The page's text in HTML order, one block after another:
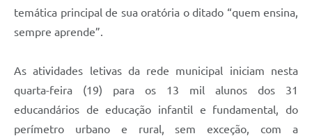
temática principal de sua oratória o ditado “quem ensina,
sempre aprende”.
As atividades letivas da rede municipal iniciam nesta
quarta-feira (19) para os 13 mil alunos dos 31
educandários de educação infantil e fundamental, do
perímetro urbano e rural, sem exceção, com a